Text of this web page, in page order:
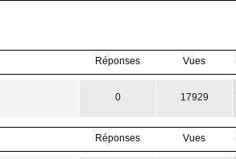
Réponses Vues
0 17929
Réponses Vues